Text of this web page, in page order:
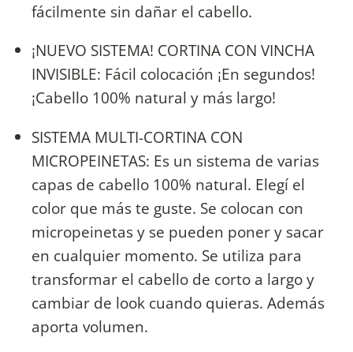
fácilmente sin dañar el cabello.
¡NUEVO SISTEMA! CORTINA CON VINCHA
INVISIBLE: Fácil colocación ¡En segundos!
¡Cabello 100% natural y más largo!
SISTEMA MULTI-CORTINA CON
MICROPEINETAS: Es un sistema de varias
capas de cabello 100% natural. Elegí el
color que más te guste. Se colocan con
micropeinetas y se pueden poner y sacar
en cualquier momento. Se utiliza para
transformar el cabello de corto a largo y
cambiar de look cuando quieras. Además
aporta volumen.